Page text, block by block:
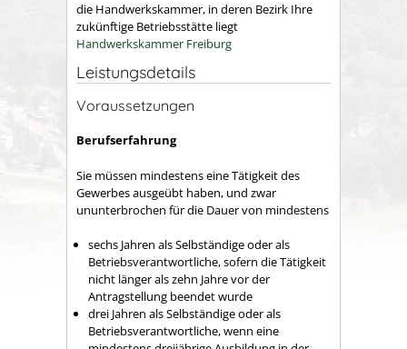
die Handwerkskammer, in deren Bezirk Ihre
zukünftige Betriebsstätte liegt
Handwerkskammer Freiburg
Leistungsdetails
Voraussetzungen
Berufserfahrung
Sie müssen mindestens eine Tätigkeit des
Gewerbes ausgeübt haben, und zwar
ununterbrochen für die Dauer von mindestens
sechs Jahren als Selbständige oder als
Betriebsverantwortliche, sofern die Tätigkeit
nicht länger als zehn Jahre vor der
Antragstellung beendet wurde
drei Jahren als Selbständige oder als
Betriebsverantwortliche, wenn eine